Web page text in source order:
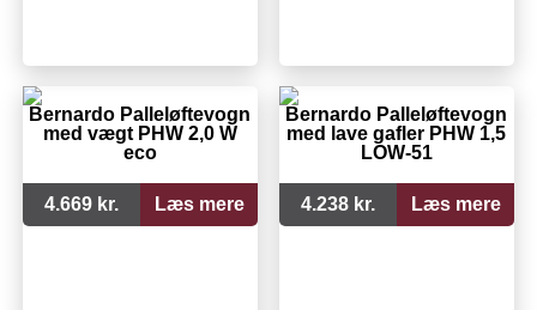
Bernardo Palleløftevogn
med vægt PHW 2,0 W
eco
4.669 kr. Læs mere
Bernardo Palleløftevogn
med lave gafler PHW 1,5
LOW-51
4.238 kr. Læs mere